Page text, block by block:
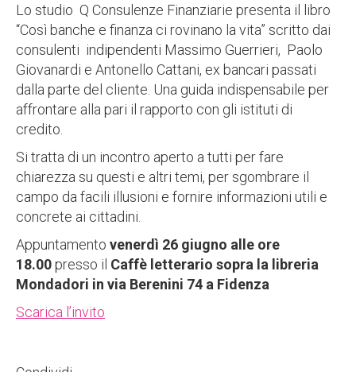
Lo studio Q Consulenze Finanziarie presenta il libro
“Così banche e finanza ci rovinano la vita” scritto dai
consulenti indipendenti Massimo Guerrieri, Paolo
Giovanardi e Antonello Cattani, ex bancari passati
dalla parte del cliente. Una guida indispensabile per
affrontare alla pari il rapporto con gli istituti di
credito.
Si tratta di un incontro aperto a tutti per fare
chiarezza su questi e altri temi, per sgombrare il
campo da facili illusioni e fornire informazioni utili e
concrete ai cittadini.
Appuntamento venerdì 26 giugno alle ore
18.00presso il Caffè letterario sopra la libreria
Mondadori in via Berenini 74 a Fidenza
Scarica l’invito